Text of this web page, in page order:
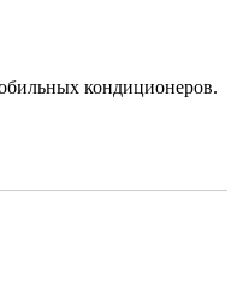
кондиционеров.